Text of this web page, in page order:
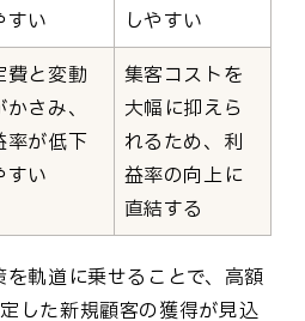
すい
しやすい
費と変動
かさみ、
率が低下
すい
集客コストを
大幅に抑えら
れるため、利
益率の向上に
直結する
軌道に乗せることで、高額
した新規顧客の獲得が見込